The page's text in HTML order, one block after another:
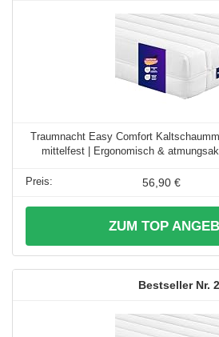
Traumnacht Easy Comfort
mittelfest | Ergonomisch &
56,90 €
ZUM TOP
2